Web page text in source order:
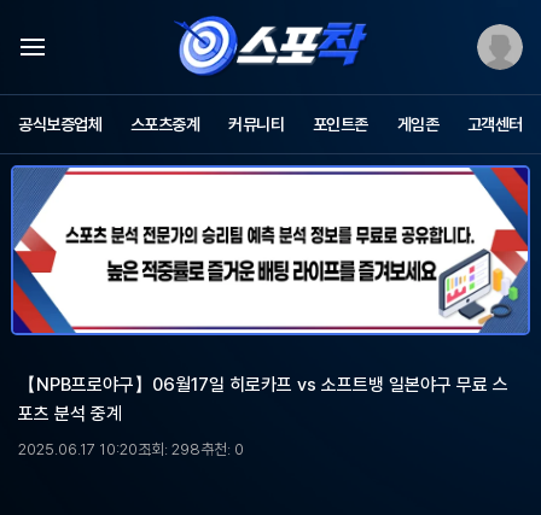
스
포
츠
중
포
착
-
료
포
츠
계,
해
공식보증업체 스포츠중계 커뮤니티 포인트존 게임존 고객센터
【NPB프로야구】06월17일 히로카프 vs 소프트뱅 일본야구 무료 스
포츠 분석 중계
2025.06.17 10:20조회: 298추천: 0